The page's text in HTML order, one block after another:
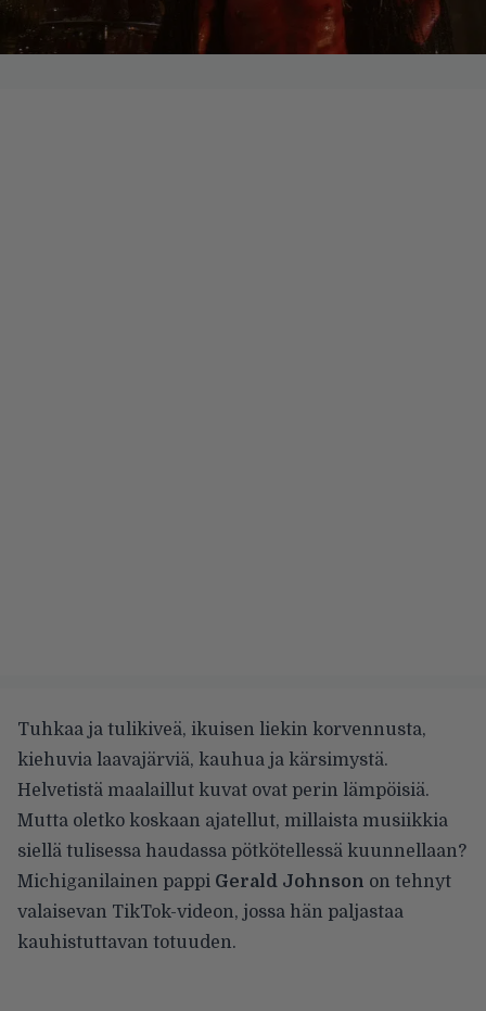
Tuhkaa ja tulikiveä, ikuisen liekin korvennusta,
kiehuvia laavajärviä, kauhua ja kärsimystä.
Helvetistä maalaillut kuvat ovat perin lämpöisiä.
Mutta oletko koskaan ajatellut, millaista musiikkia
siellä tulisessa haudassa pötkötellessä kuunnellaan?
Michiganilainen pappi Gerald Johnson on tehnyt
valaisevan TikTok-videon, jossa hän paljastaa
kauhistuttavan totuuden.